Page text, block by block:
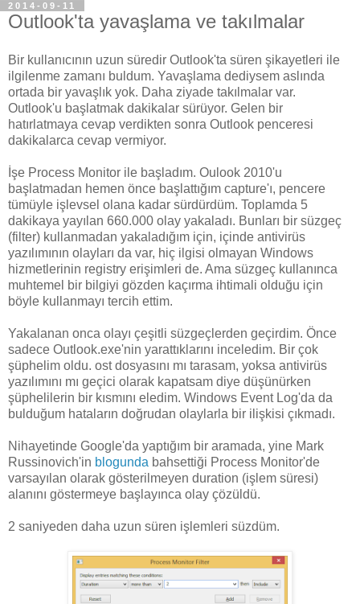
2014-09-11
Outlook'ta yavaşlama ve takılmalar
Bir kullanıcının uzun süredir Outlook'ta süren şikayetleri ile
ilgilenme zamanı buldum. Yavaşlama dediysem aslında
ortada bir yavaşlık yok. Daha ziyade takılmalar var.
Outlook'u başlatmak dakikalar sürüyor. Gelen bir
hatırlatmaya cevap verdikten sonra Outlook penceresi
dakikalarca cevap vermiyor.
İşe Process Monitor ile başladım. Oulook 2010'u
başlatmadan hemen önce başlattığım capture'ı, pencere
tümüyle işlevsel olana kadar sürdürdüm. Toplamda 5
dakikaya yayılan 660.000 olay yakaladı. Bunları bir süzgeç
(filter) kullanmadan yakaladığım için, içinde antivirüs
yazılımının olayları da var, hiç ilgisi olmayan Windows
hizmetlerinin registry erişimleri de. Ama süzgeç kullanınca
muhtemel bir bilgiyi gözden kaçırma ihtimali olduğu için
böyle kullanmayı tercih ettim.
Yakalanan onca olayı çeşitli süzgeçlerden geçirdim. Önce
sadece Outlook.exe'nin yarattıklarını inceledim. Bir çok
şüphelim oldu. ost dosyasını mı tarasam, yoksa antivirüs
yazılımını mı geçici olarak kapatsam diye düşünürken
şüphelilerin bir kısmını eledim. Windows Event Log'da da
bulduğum hataların doğrudan olaylarla bir ilişkisi çıkmadı.
Nihayetinde Google'da yaptığım bir aramada, yine Mark
Russinovich'in blogunda bahsettiği Process Monitor'de
varsayılan olarak gösterilmeyen duration (işlem süresi)
alanını göstermeye başlayınca olay çözüldü.
2 saniyeden daha uzun süren işlemleri süzdüm.